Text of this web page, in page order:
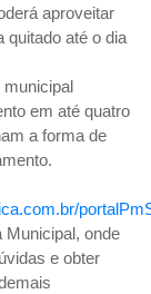
aproveitar
quitado até o dia
municipal
em até quatro
a forma de
Municipal, onde
e obter